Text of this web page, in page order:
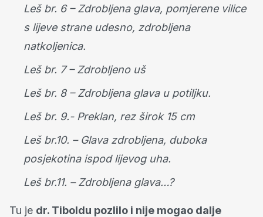
Leš br. 6 – Zdrobljena glava, pomjerene vilice
s lijeve strane udesno, zdrobljena
natkoljenica.
Leš br. 7 – Zdrobljeno uš
Leš br. 8 – Zdrobljena glava u potiljku.
Leš br. 9.- Preklan, rez širok 15 cm
Leš br.10. – Glava zdrobljena, duboka
posjekotina ispod lijevog uha.
Leš br.11. – Zdrobljena glava…?
Tu je dr. Tiboldu pozlilo i nije mogao dalje